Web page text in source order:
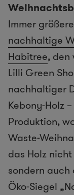
Immer
nachhaltige
Habitree, den
Lilli Green
nachhaltiger
Kebony-Holz
Produktion,
Waste-
das Holz
sondern
Öko-Siegel